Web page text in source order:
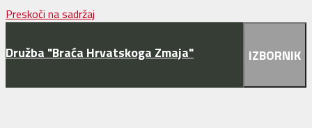
Preskoči na sadržaj
Družba "Braća Hrvatskoga Zmaja" IZBORNIK